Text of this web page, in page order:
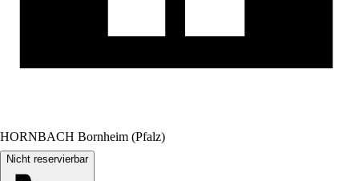
HORNBACH Bornheim (Pfalz)
Nicht reservierbar